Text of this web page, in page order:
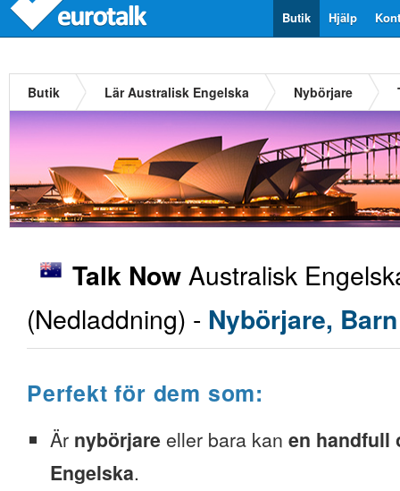
Hjälp
Butik
Butik Lär Australisk Engelska Nybörjare
Talk Now Australisk
(Nedladdning) - Nybörjare, Barn
Perfekt för dem som:
Är nybörjare eller bara kan en handfull
Engelska.